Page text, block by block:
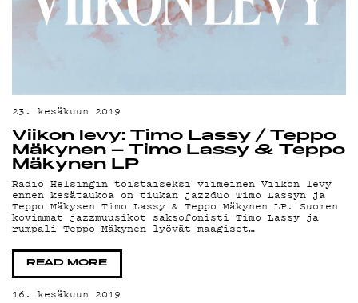
23. kesäkuun 2019
Viikon levy: Timo Lassy / Teppo
Mäkynen – Timo Lassy & Teppo
Mäkynen LP
Radio Helsingin toistaiseksi viimeinen Viikon levy
ennen kesätaukoa on tiukan jazzduo Timo Lassyn ja
Teppo Mäkysen Timo Lassy & Teppo Mäkynen LP. Suomen
kovimmat jazzmuusikot saksofonisti Timo Lassy ja
rumpali Teppo Mäkynen lyövät maagiset…
READ MORE
16. kesäkuun 2019